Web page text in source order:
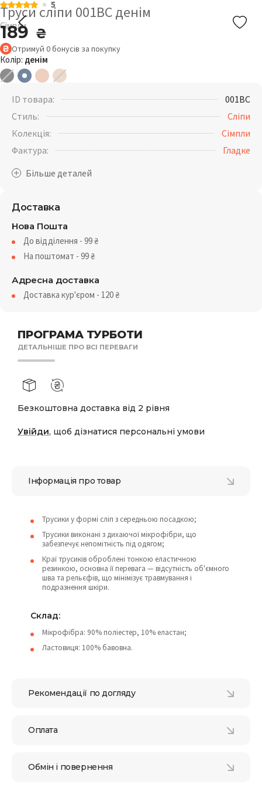
5
Труси сліпи 001BC денім
Сімпли
189 ₴
Отримуй 0бонусів за покупку
Колір: денім
ПРОГРАМА ТУРБОТИ
ДЕТАЛЬНІШЕ ПРО ВСІ ПЕРЕВАГИ
Безкоштовна доставка від 2 рівня
Увійди, щоб дізнатися персональні умови
ID товара:
001BC
Стиль:
Сліпи
Колекція:
Сімпли
Фактура:
Гладке
Доставка
Нова Пошта
До відділення - 99₴
На поштомат - 99₴
Адресна доставка
Доставка кур'єром - 120₴
Інформація про товар
Трусики у формі сліп з середньою посадкою;
Трусики виконані з дихаючої мікрофібри, що
забезпечує непомітність під одягом;
Краї трусиків оброблені тонкою еластичною
резинкою, основна її перевага — відсутність об'ємного
шва та рельєфів, що мінімізує травмування і
подразнення шкіри.
Склад:
Мікрофібра: 90% поліестер, 10% еластан;
Ластовиця: 100% бавовна.
Рекомендації по догляду
Оплата
Обмін і повернення